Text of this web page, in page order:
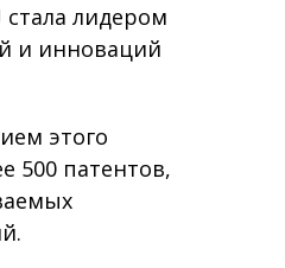
лидером
и инноваций
этого
500 патентов,